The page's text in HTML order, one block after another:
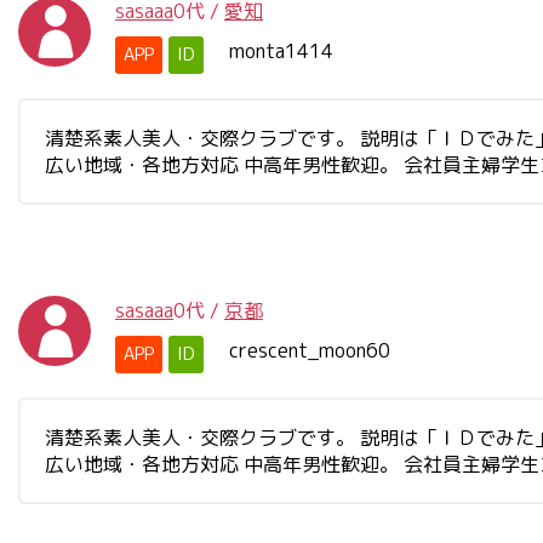
sasaaa0代 / 愛知
APP ID monta1414
清楚系素人美人・交際クラブです。 説明は「ＩＤでみ
広い地域・各地方対応 中高年男性歓迎。 会社員主婦学
sasaaa0代 / 京都
APP ID crescent_moon60
清楚系素人美人・交際クラブです。 説明は「ＩＤでみ
広い地域・各地方対応 中高年男性歓迎。 会社員主婦学